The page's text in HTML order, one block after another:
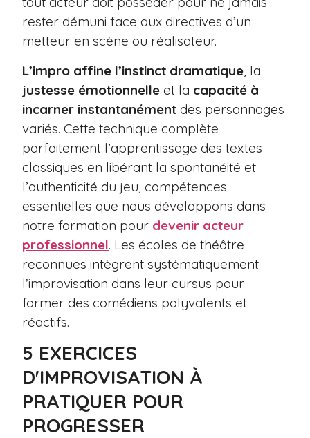
rester démuni face aux directives d’un
metteur en scène ou réalisateur.
L’impro affine l’instinct dramatique , la
justesse émotionnelle et la capacité à
incarner instantanément des personnages
variés. Cette technique complète
parfaitement l’apprentissage des textes
classiques en libérant la spontanéité et
l’authenticité du jeu, compétences
essentielles que nous développons dans
notre formation pour devenir acteur
professionnel. Les écoles de théâtre
reconnues intègrent systématiquement
l’improvisation dans leur cursus pour
former des comédiens polyvalents et
réactifs.
5 EXERCICES
D'IMPROVISATION À
PRATIQUER POUR
PROGRESSER